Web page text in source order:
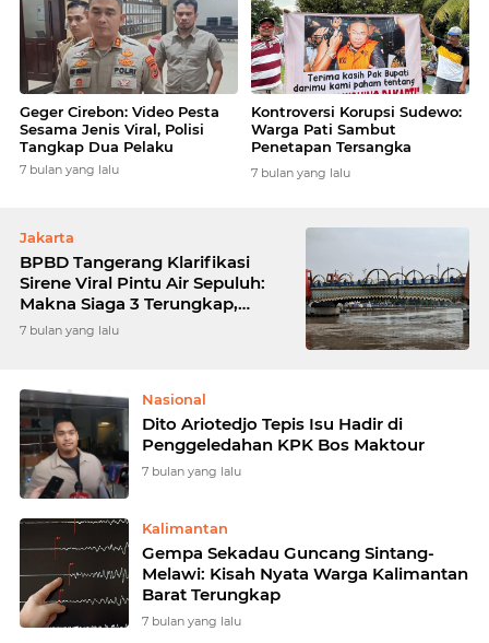
Geger Cirebon: Video Pesta
Sesama Jenis Viral, Polisi
Tangkap Dua Pelaku
7 bulan yang lalu
Kontroversi Korupsi Sudewo:
Warga Pati Sambut
Penetapan Tersangka
Sukacita
7 bulan yang lalu
Jakarta
BPBD Tangerang Klarifikasi
Sirene Viral Pintu Air Sepuluh:
Makna Siaga 3 Terungkap,
Warga Diminta Tetap Tenang
7 bulan yang lalu
Nasional
Dito Ariotedjo Tepis Isu Hadir di
Penggeledahan KPK Bos Maktour
7 bulan yang lalu
Kalimantan
Gempa Sekadau Guncang Sintang-
Melawi: Kisah Nyata Warga Kalimantan
Barat Terungkap
7 bulan yang lalu